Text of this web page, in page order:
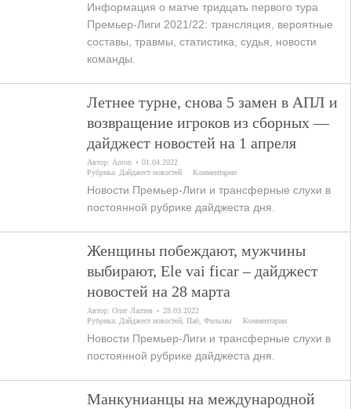
Информация о матче тридцать первого тура
Премьер-Лиги 2021/22: трансляция, вероятные
составы, травмы, статистика, судья, новости
команды.
Летнее турне, снова 5 замен в АПЛ и
возвращение игроков из сборных —
дайджест новостей на 1 апреля
Автор: Anton
01.04.2022
Рубрика: Дайджест новостей Комментарии
Новости Премьер-Лиги и трансферные слухи в
постоянной рубрике дайджеста дня.
Женщины побеждают, мужчины
выбирают, Ele vai ficar – дайджест
новостей на 28 марта
Автор:Олег Лаптев
28.03.2022
Рубрика: Дайджест новостей ,Паб ,Фильмы Комментарии
Новости Премьер-Лиги и трансферные слухи в
постоянной рубрике дайджеста дня.
Манкунианцы на международной